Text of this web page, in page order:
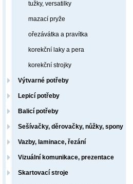
tužky, versatilky
mazací pryže
ořezávátka a pravítka
korekční laky a pera
korekční strojky
Výtvarné potřeby
Lepicí potřeby
Balicí potřeby
Sešívačky, děrovačky, nůžky, spony
Vazby, laminace, řezání
Vizuální komunikace, prezentace
Skartovací stroje